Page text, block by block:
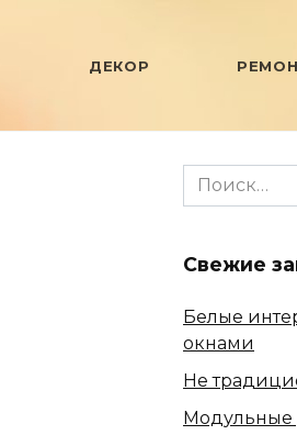
ДЕКОР
Search
for:
Свежие
Белые
окнами
Не
Модульные